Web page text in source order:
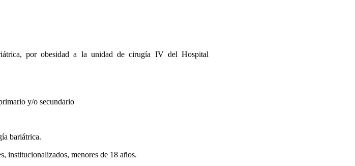
por obesidad a la unidad de cirugía IV del Hospital
y/o secundario
bariátrica.
institucionalizados, menores de 18 años.